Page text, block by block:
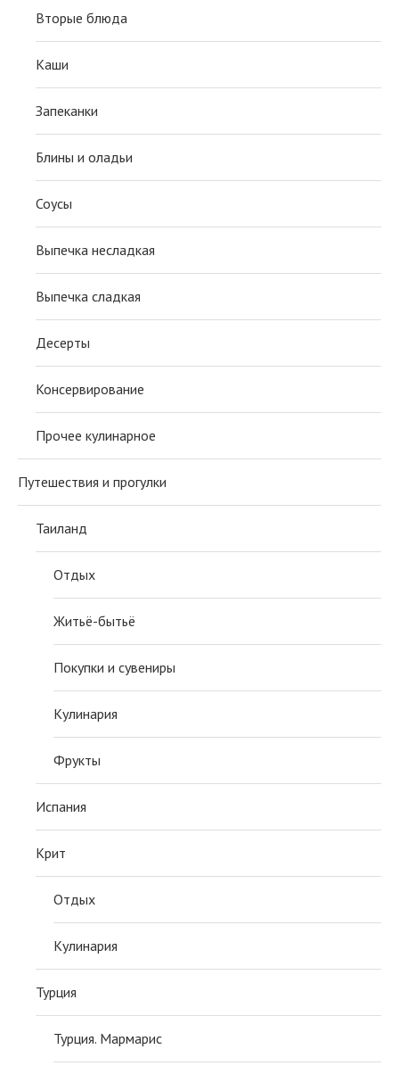
Вторые блюда
Каши
Запеканки
Блины и оладьи
Соусы
Выпечка несладкая
Выпечка сладкая
Десерты
Консервирование
Прочее кулинарное
Путешествия и прогулки
Таиланд
Отдых
Житьё-бытьё
Покупки и сувениры
Кулинария
Фрукты
Испания
Крит
Отдых
Кулинария
Турция
Турция. Мармарис